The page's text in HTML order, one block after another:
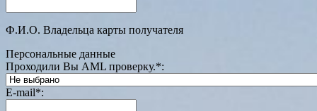
Ф.И.О. Владельца карты получателя
Персональные данные
Проходили Вы AML проверку.*:
E-mail*: